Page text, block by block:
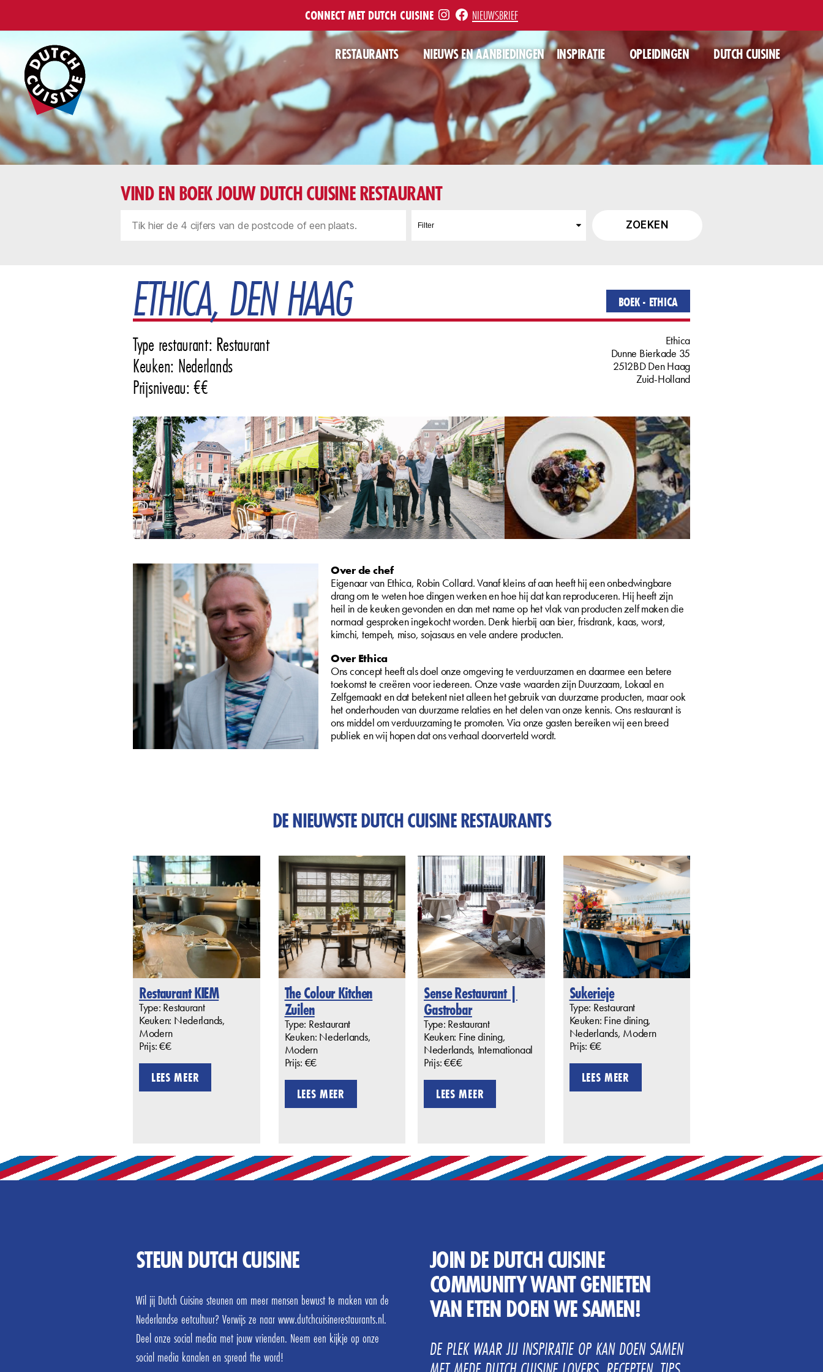
CONNECT MET DUTCH CUISINE INSTE FB NIEUWSBRIEF
Dutch
Cuisine
RESTAURANTS NIEUWS EN AANBIEDINGEN INSPIRATIE OPLEIDINGEN DUTCH CUISINE
VIND EN BOEK JOUW DUTCH CUISINE RESTAURANT
ETHICA, DEN HAAG BOEK - ETHICA
Type restaurant: Restaurant
Keuken: Nederlands
Prijsniveau: €€
Ethica
Dunne Bierkade 35
2512BDDen Haag
Zuid-Holland
Over de chef
Eigenaar van Ethica, Robin Collard. Vanaf kleins af aan heeft hij een onbedwingbare
drang om te weten hoe dingen werken en hoe hij dat kan reproduceren. Hij heeft zijn
heil in de keuken gevonden en dan met name op het vlak van producten zelf maken die
normaal gesproken ingekocht worden. Denk hierbij aan bier, frisdrank, kaas, worst,
kimchi, tempeh, miso, sojasaus en vele andere producten.
Over Ethica
Ons concept heeft als doel onze omgeving te verduurzamen en daarmee een betere
toekomst te creëren voor iedereen. Onze vaste waarden zijn Duurzaam, Lokaal en
Zelfgemaakt en dat betekent niet alleen het gebruik van duurzame producten, maar ook
het onderhouden van duurzame relaties en het delen van onze kennis. Ons restaurant is
ons middel om verduurzaming te promoten. Via onze gasten bereiken wij een breed
publiek en wij hopen dat ons verhaal doorverteld wordt.
DE NIEUWSTE DUTCH CUISINE RESTAURANTS
Restaurant KIEM
Type: Restaurant
Keuken: Nederlands,
Modern
Prijs: €€
LEES MEER
The Colour Kitchen
Zuilen
Type: Restaurant
Keuken: Nederlands,
Modern
Prijs: €€
LEES MEER
Sense Restaurant |
Gastrobar
Type: Restaurant
Keuken: Fine dining,
Nederlands, Internationaal
Prijs: €€€
LEES MEER
Sukerieje
Type: Restaurant
Keuken: Fine dining,
Nederlands, Modern
Prijs: €€
LEES MEER
STEUN DUTCH CUISINE
Wil jij Dutch Cuisine steunen om meer mensen bewust te maken van de
Nederlandse eetcultuur? Verwijs ze naar www.dutchcuisinerestaurants.nl.
Deel onze social media met jouw vrienden. Neem een kijkje op onze
social media kanalen en spread the word!
JOIN DE DUTCH CUISINE
COMMUNITY WANT GENIETEN
VAN ETEN DOEN WE SAMEN!
DE PLEK WAAR JIJ INSPIRATIE OP KAN DOEN SAMEN